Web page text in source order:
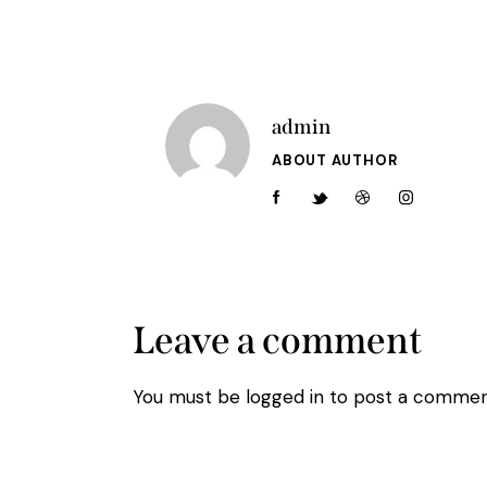
admin
ABOUT AUTHOR
Leave a comment
You must be logged in to post a